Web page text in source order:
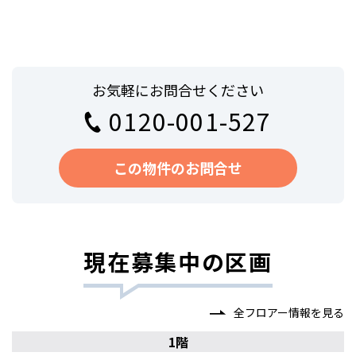
お気軽にお問合せください
0120-001-527
この物件のお問合せ
現在募集中の区画
全フロアー情報を見る
1階